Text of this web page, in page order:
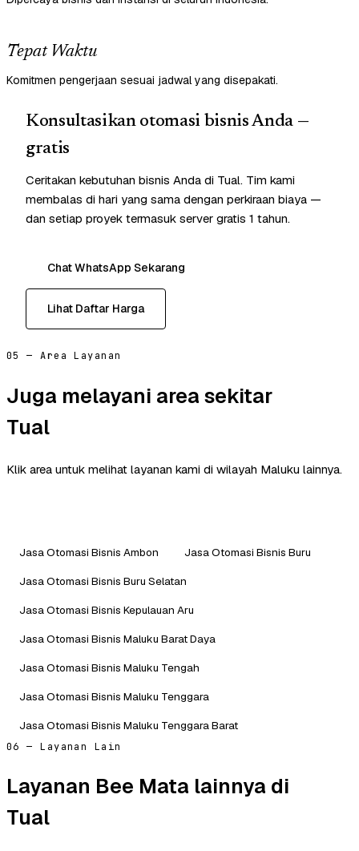
Tepat Waktu
Komitmen pengerjaan sesuai jadwal yang disepakati.
Konsultasikan otomasi bisnis Anda —
gratis
Ceritakan kebutuhan bisnis Anda di Tual. Tim kami
membalas di hari yang sama dengan perkiraan biaya —
dan setiap proyek termasuk server gratis 1 tahun.
Chat WhatsApp Sekarang
Lihat Daftar Harga
05 — Area Layanan
Juga melayani area sekitar
Tual
Klik area untuk melihat layanan kami di wilayah Maluku lainnya.
Jasa Otomasi Bisnis Ambon
Jasa Otomasi Bisnis Buru
Jasa Otomasi Bisnis Buru Selatan
Jasa Otomasi Bisnis Kepulauan Aru
Jasa Otomasi Bisnis Maluku Barat Daya
Jasa Otomasi Bisnis Maluku Tengah
Jasa Otomasi Bisnis Maluku Tenggara
Jasa Otomasi Bisnis Maluku Tenggara Barat
06 — Layanan Lain
Layanan Bee Mata lainnya di
Tual